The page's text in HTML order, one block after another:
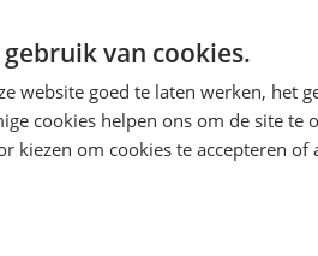
van cookies.
website goed te laten werken, het
cookies helpen ons om de site te
kiezen om cookies te accepteren of